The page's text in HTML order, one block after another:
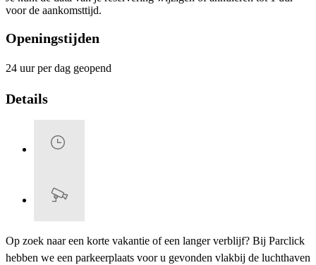
voor de aankomsttijd.
Openingstijden
24 uur per dag geopend
Details
Op zoek naar een korte vakantie of een langer verblijf? Bij Parclick
hebben we een parkeerplaats voor u gevonden vlakbij de luchthaven